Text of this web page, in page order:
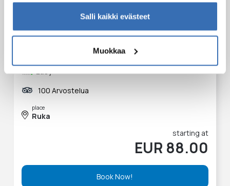
Salli kaikki evästeet
Muokkaa
Starlight sledging to search for Northern Lights
100 Arvostelua
place
Ruka
starting at
EUR 88.00
Book Now!